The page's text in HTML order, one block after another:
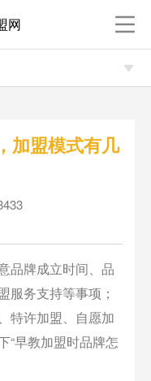
网
加盟模式有几
品牌成立时间、品
服务支持等事项；
特许加盟、自愿加
“早教加盟时品牌怎